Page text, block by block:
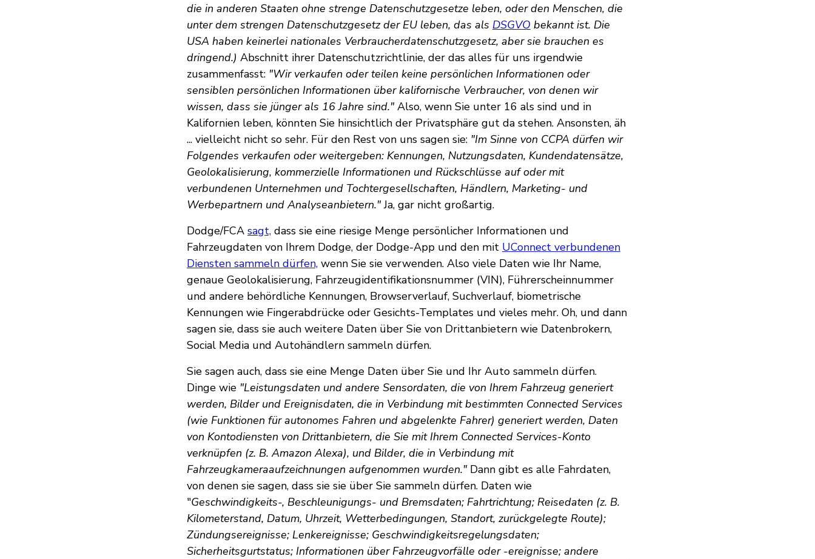
die in anderen Staaten ohne strenge Datenschutzgesetze leben, oder den Menschen, die
unter dem strengen Datenschutzgesetz der EU leben, das als DSGVO bekannt ist. Die
USA haben keinerlei nationales Verbraucherdatenschutzgesetz, aber sie brauchen es
dringend.) Abschnitt ihrer Datenschutzrichtlinie, der das alles für uns irgendwie
zusammenfasst: "Wir verkaufen oder teilen keine persönlichen Informationen oder
sensiblen persönlichen Informationen über kalifornische Verbraucher, von denen wir
wissen, dass sie jünger als 16 Jahre sind."Also, wenn Sie unter 16 als sind und in
Kalifornien leben, könnten Sie hinsichtlich der Privatsphäre gut da stehen. Ansonsten, äh
... vielleicht nicht so sehr. Für den Rest von uns sagen sie: "Im Sinne von CCPA dürfen wir
Folgendes verkaufen oder weitergeben: Kennungen, Nutzungsdaten, Kundendatensätze,
Geolokalisierung, kommerzielle Informationen und Rückschlüsse auf oder mit
verbundenen Unternehmen und Tochtergesellschaften, Händlern, Marketing- und
Werbepartnern und Analyseanbietern."Ja, gar nicht großartig.
Dodge/FCA sagt, dass sie eine riesige Menge persönlicher Informationen und
Fahrzeugdaten von Ihrem Dodge, der Dodge-App und den mit UConnect verbundenen
Diensten sammeln dürfen, wenn Sie sie verwenden. Also viele Daten wie Ihr Name,
genaue Geolokalisierung, Fahrzeugidentifikationsnummer (VIN), Führerscheinnummer
und andere behördliche Kennungen, Browserverlauf, Suchverlauf, biometrische
Kennungen wie Fingerabdrücke oder Gesichts-Templates und vieles mehr. Oh, und dann
sagen sie, dass sie auch weitere Daten über Sie von Drittanbietern wie Datenbrokern,
Social Media und Autohändlern sammeln dürfen.
Sie sagen auch, dass sie eine Menge Daten über Sie und Ihr Auto sammeln dürfen.
Dinge wie "Leistungsdaten und andere Sensordaten, die von Ihrem Fahrzeug generiert
werden, Bilder und Ereignisdaten, die in Verbindung mit bestimmten Connected Services
(wie Funktionen für autonomes Fahren und abgelenkte Fahrer) generiert werden, Daten
von Kontodiensten von Drittanbietern, die Sie mit Ihrem Connected Services-Konto
verknüpfen (z. B. Amazon Alexa), und Bilder, die in Verbindung mit
Fahrzeugkameraaufzeichnungen aufgenommen wurden."Dann gibt es alle Fahrdaten,
von denen sie sagen, dass sie sie über Sie sammeln dürfen. Daten wie
"Geschwindigkeits-, Beschleunigungs- und Bremsdaten; Fahrtrichtung; Reisedaten (z. B.
Kilometerstand, Datum, Uhrzeit, Wetterbedingungen, Standort, zurückgelegte Route);
Zündungsereignisse; Lenkereignisse; Geschwindigkeitsregelungsdaten;
Sicherheitsgurtstatus; Informationen über Fahrzeugvorfälle oder -ereignisse; andere